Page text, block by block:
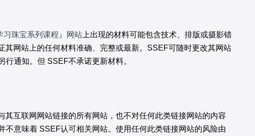
习珠宝系列 课程』网站 上出现的材料可能包含技术、排版或摄影错
其网站上的任何材料准确、完整或最新。SSEF可随时更改其网站
行通知。但 SSEF不承诺更新材料。
其互联网网站链接的所有网站，也不对任何此类链接网站的内容
不意味着 SSEF认可相关网站。使用任何此类链接网站的风险由